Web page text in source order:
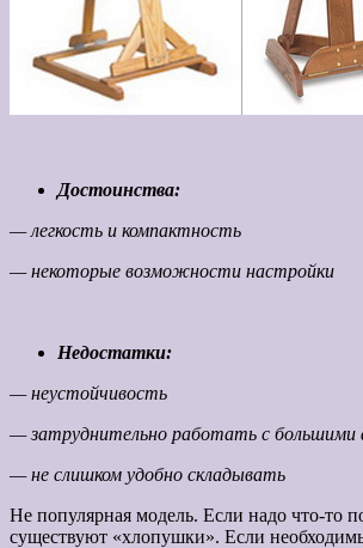
Достоинства:
— легкость и компактность
— некоторые возможности настройки
Недостатки:
— неустойчивость
— затруднительно работать с
— не слишком удобно складывать
Не популярная модель. Если надо что-то
существуют «хлопушки». Если